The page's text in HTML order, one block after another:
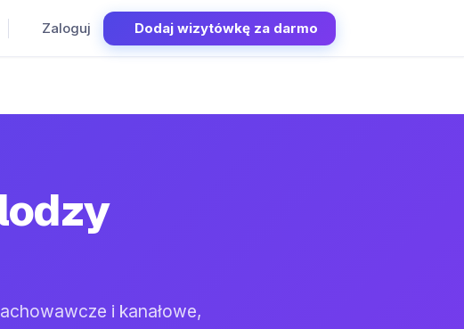
Zaloguj Dodaj wizytówkę za darmo
i kanałowe,